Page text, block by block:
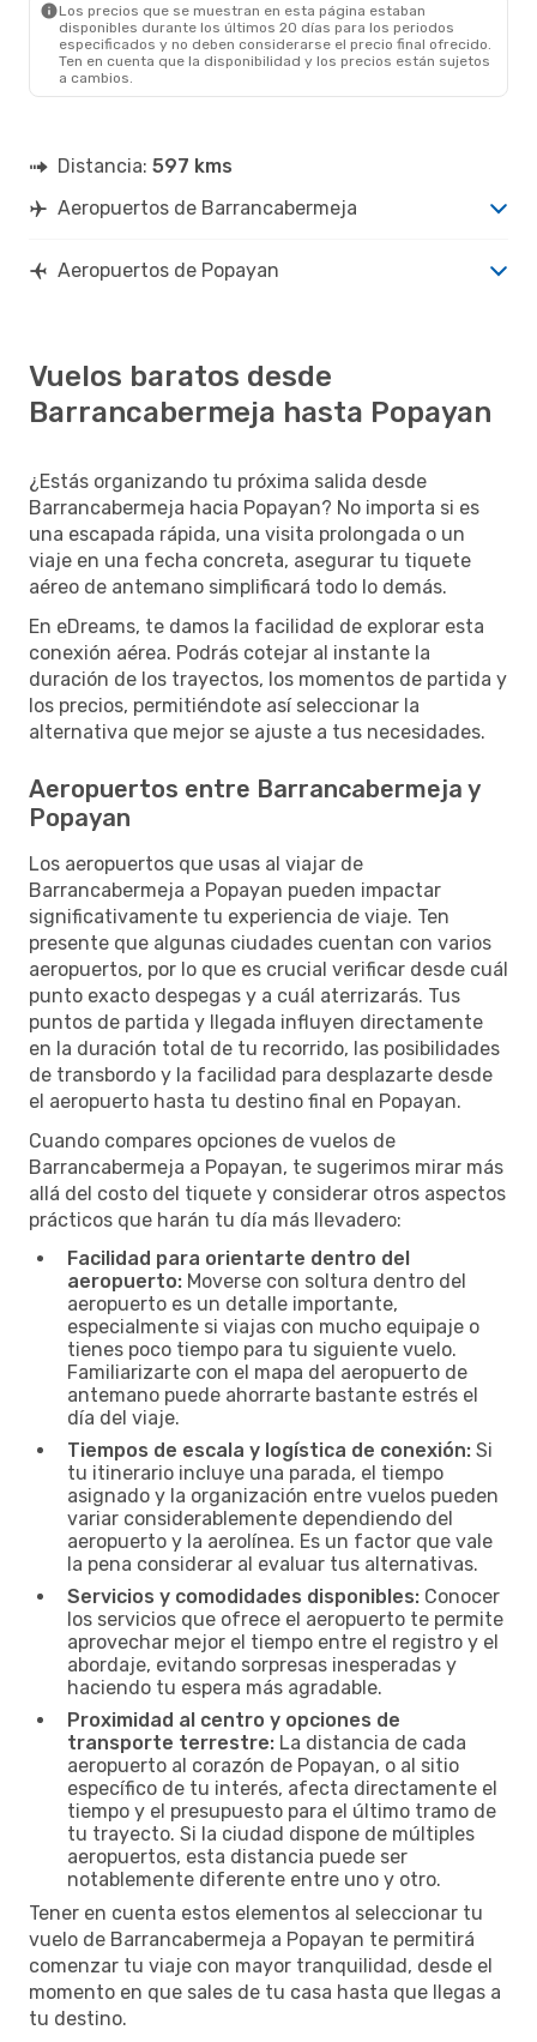
Los precios que se muestran en esta página estaban
disponibles durante los últimos 20 días para los periodos
especificados y no deben considerarse el precio final ofrecido.
Ten en cuenta que la disponibilidad y los precios están sujetos
a cambios.
Distancia: 597 kms
Aeropuertos de Barrancabermeja
Aeropuertos de Popayan
Vuelos baratos desde
Barrancabermeja hasta Popayan
¿Estás organizando tu próxima salida desde
Barrancabermeja hacia Popayan? No importa si es
una escapada rápida, una visita prolongada o un
viaje en una fecha concreta, asegurar tu tiquete
aéreo de antemano simplificará todo lo demás.
En eDreams, te damos la facilidad de explorar esta
conexión aérea. Podrás cotejar al instante la
duración de los trayectos, los momentos de partida y
los precios, permitiéndote así seleccionar la
alternativa que mejor se ajuste a tus necesidades.
Aeropuertos entre Barrancabermeja y
Popayan
Los aeropuertos que usas al viajar de
Barrancabermeja a Popayan pueden impactar
significativamente tu experiencia de viaje. Ten
presente que algunas ciudades cuentan con varios
aeropuertos, por lo que es crucial verificar desde cuál
punto exacto despegas y a cuál aterrizarás. Tus
puntos de partida y llegada influyen directamente
en la duración total de tu recorrido, las posibilidades
de transbordo y la facilidad para desplazarte desde
el aeropuerto hasta tu destino final en Popayan.
Cuando compares opciones de vuelos de
Barrancabermeja a Popayan, te sugerimos mirar más
allá del costo del tiquete y considerar otros aspectos
prácticos que harán tu día más llevadero:
Facilidad para orientarte dentro del
aeropuerto: Moverse con soltura dentro del
aeropuerto es un detalle importante,
especialmente si viajas con mucho equipaje o
tienes poco tiempo para tu siguiente vuelo.
Familiarizarte con el mapa del aeropuerto de
antemano puede ahorrarte bastante estrés el
día del viaje.
Tiempos de escala y logística de conexión: Si
tu itinerario incluye una parada, el tiempo
asignado y la organización entre vuelos pueden
variar considerablemente dependiendo del
aeropuerto y la aerolínea. Es un factor que vale
la pena considerar al evaluar tus alternativas.
Servicios y comodidades disponibles: Conocer
los servicios que ofrece el aeropuerto te permite
aprovechar mejor el tiempo entre el registro y el
abordaje, evitando sorpresas inesperadas y
haciendo tu espera más agradable.
Proximidad al centro y opciones de
transporte terrestre: La distancia de cada
aeropuerto al corazón de Popayan, o al sitio
específico de tu interés, afecta directamente el
tiempo y el presupuesto para el último tramo de
tu trayecto. Si la ciudad dispone de múltiples
aeropuertos, esta distancia puede ser
notablemente diferente entre uno y otro.
Tener en cuenta estos elementos al seleccionar tu
vuelo de Barrancabermeja a Popayan te permitirá
comenzar tu viaje con mayor tranquilidad, desde el
momento en que sales de tu casa hasta que llegas a
tu destino.